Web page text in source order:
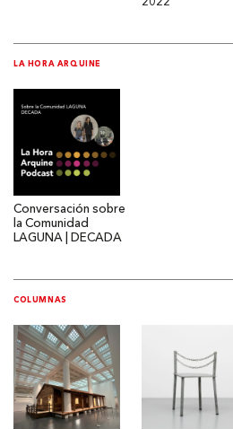
LA HORA ARQUINE
Conversación sobre
la Comunidad
LAGUNA | DECADA
COLUMNAS